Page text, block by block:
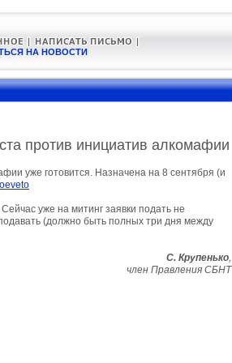
НА НОВОСТИ
против инициатив алкомафии
уже готовится. Назначена на 8 сентября (и
уже на митинг заявки подать не
(должно быть полных три дня между
С. Крупенько,
член Правления СБНТ